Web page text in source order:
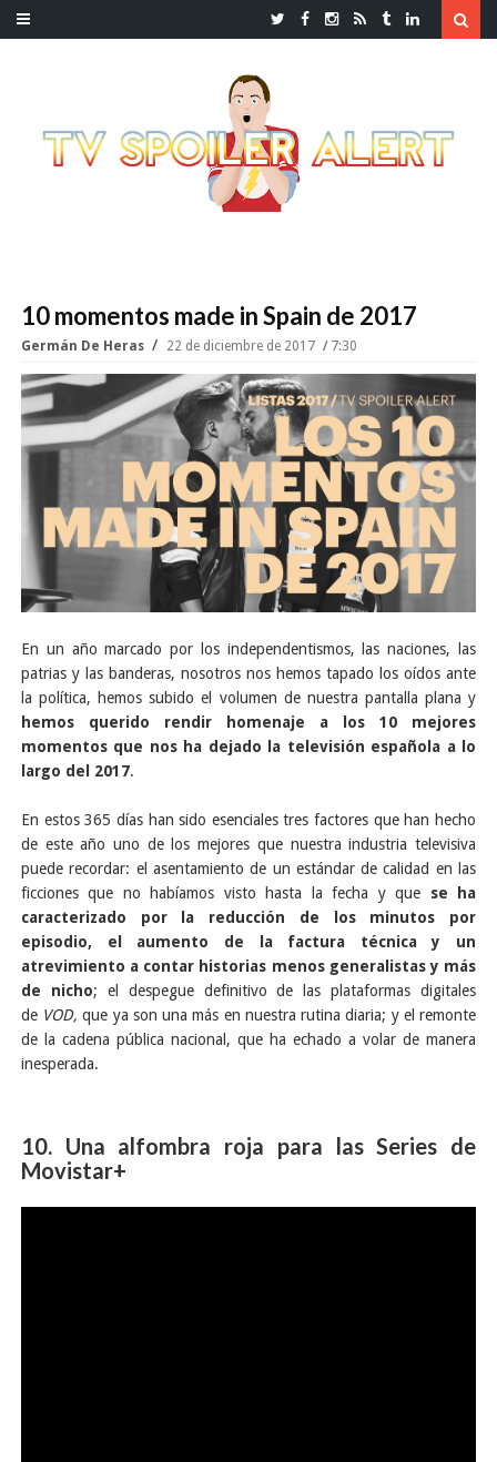
10 momentos made in Spain de 2017
Germán De Heras 22 de diciembre de 2017 7:30
En un año marcado por los independentismos, las naciones, las
patrias y las banderas, nosotros nos hemos tapado los oídos ante
la política, hemos subido el volumen de nuestra pantalla plana y
hemos querido rendir homenaje a los 10 mejores
momentos que nos ha dejado la televisión española a lo
largo del 2017.
En estos 365 días han sido esenciales tres factores que han hecho
de este año uno de los mejores que nuestra industria televisiva
puede recordar: el asentamiento de un estándar de calidad en las
ficciones que no habíamos visto hasta la fecha y que se ha
caracterizado por la reducción de los minutos por
episodio, el aumento de la factura técnica y un
atrevimiento a contar historias menos generalistas y más
de nicho; el despegue definitivo de las plataformas digitales
de VOD,que ya son una más en nuestra rutina diaria; y el remonte
de la cadena pública nacional, que ha echado a volar de manera
inesperada.
10. Una alfombra roja para las Series de
Movistar+